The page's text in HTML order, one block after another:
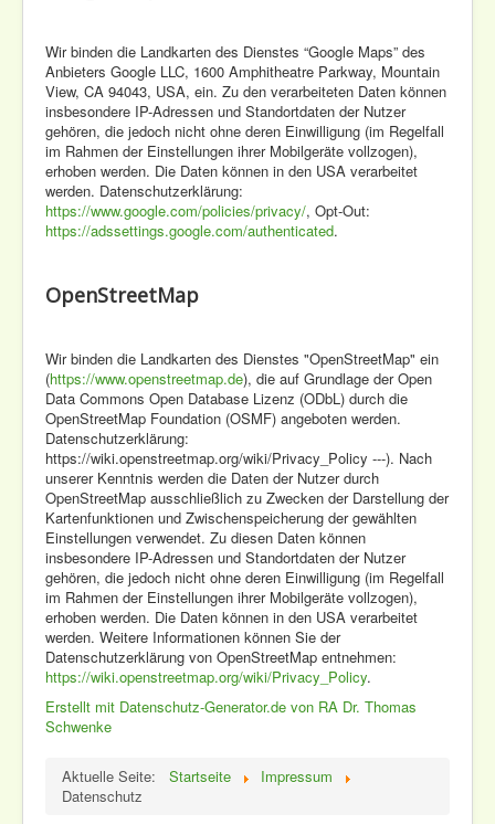
Wir binden die Landkarten des Dienstes “Google Maps” des
Anbieters Google LLC, 1600 Amphitheatre Parkway, Mountain
View, CA 94043, USA, ein. Zu den verarbeiteten Daten können
insbesondere IP-Adressen und Standortdaten der Nutzer
gehören, die jedoch nicht ohne deren Einwilligung (im Regelfall
im Rahmen der Einstellungen ihrer Mobilgeräte vollzogen),
erhoben werden. Die Daten können in den USA verarbeitet
werden. Datenschutzerklärung:
https://www.google.com/policies/privacy/, Opt-Out:
https://adssettings.google.com/authenticated.
OpenStreetMap
Wir binden die Landkarten des Dienstes "OpenStreetMap" ein
(https://www.openstreetmap.de), die auf Grundlage der Open
Data Commons Open Database Lizenz (ODbL) durch die
OpenStreetMap Foundation (OSMF) angeboten werden.
Datenschutzerklärung:
https://wiki.openstreetmap.org/wiki/Privacy_Policy ---). Nach
unserer Kenntnis werden die Daten der Nutzer durch
OpenStreetMap ausschließlich zu Zwecken der Darstellung der
Kartenfunktionen und Zwischenspeicherung der gewählten
Einstellungen verwendet. Zu diesen Daten können
insbesondere IP-Adressen und Standortdaten der Nutzer
gehören, die jedoch nicht ohne deren Einwilligung (im Regelfall
im Rahmen der Einstellungen ihrer Mobilgeräte vollzogen),
erhoben werden. Die Daten können in den USA verarbeitet
werden. Weitere Informationen können Sie der
Datenschutzerklärung von OpenStreetMap entnehmen:
https://wiki.openstreetmap.org/wiki/Privacy_Policy.
Erstellt mit Datenschutz-Generator.de von RA Dr. Thomas
Schwenke
Aktuelle Seite: Startseite
Impressum
Datenschutz